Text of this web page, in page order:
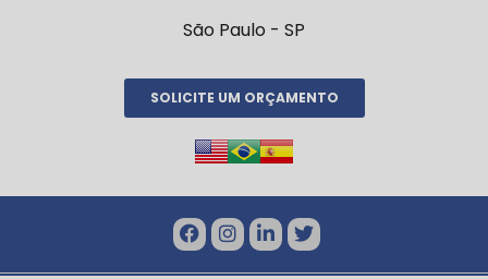
São Paulo - SP
SOLICITE UM ORÇAMENTO